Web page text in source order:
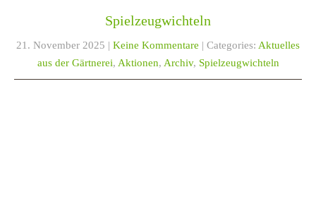
Spielzeugwichteln
21. November 2025 | Keine Kommentare | Categories: Aktuelles
aus der Gärtnerei, Aktionen, Archiv, Spielzeugwichteln